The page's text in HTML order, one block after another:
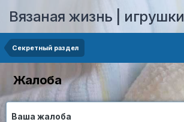
Вязаная жизнь | игрушки
Секретный раздел
Жалоба
Ваша жалоба